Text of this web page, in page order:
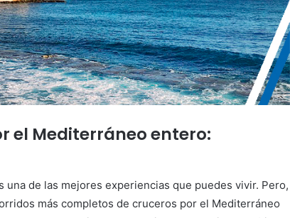
el Mediterráneo entero:
de las mejores experiencias que puedes vivir. Pero,
más completos de cruceros por el Mediterráneo